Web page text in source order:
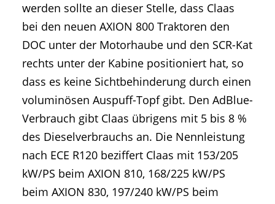
werden sollte an dieser Stelle, dass Claas
bei den neuen AXION 800 Traktoren den
DOC unter der Motorhaube und den SCR-Kat
rechts unter der Kabine positioniert hat, so
dass es keine Sichtbehinderung durch einen
voluminösen Auspuff-Topf gibt. Den AdBlue-
Verbrauch gibt Claas übrigens mit 5 bis 8 %
des Dieselverbrauchs an. Die Nennleistung
nach ECE R120 beziffert Claas mit 153/205
kW/PS beim AXION 810, 168/225 kW/PS
beim AXION 830, 197/240 kW/PS beim